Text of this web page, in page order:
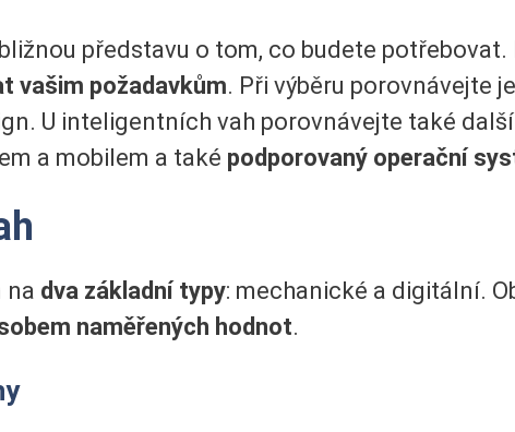
představu o tom, co budete
vašim požadavkům. Při výběru porovnávejte
U inteligentních vah porovnávejte také
a mobilem a také podporovaný operační
na dva základní typy: mechanické a digitální.
naměřených hodnot.